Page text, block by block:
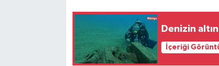
Denizin
İçeriği